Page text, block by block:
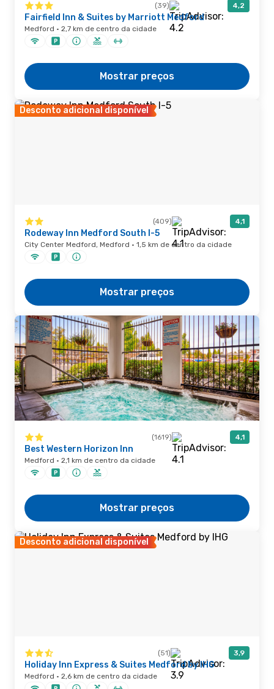
(39) 4,2
Fairfield Inn & Suites by Marriott Medford
Medford · 2,7 km de centro da cidade
Mostrar preços
Desconto adicional disponível
(409) 4,1
Rodeway Inn Medford South I-5
City Center Medford, Medford · 1,5 km de centro da cidade
Mostrar preços
(1619) 4,1
Best Western Horizon Inn
Medford · 2,1 km de centro da cidade
Mostrar preços
Desconto adicional disponível
(51) 3,9
Holiday Inn Express & Suites Medford by IHG
Medford · 2,6 km de centro da cidade